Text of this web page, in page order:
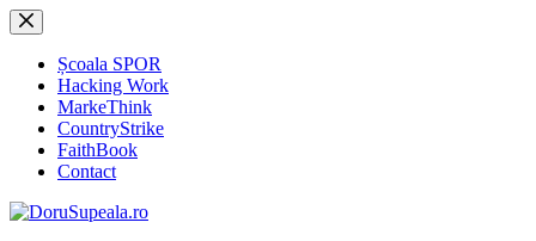
Sari
la
conținutȘcoala SPOR
Hacking Work
MarkeThink
CountryStrike
FaithBook
Contact